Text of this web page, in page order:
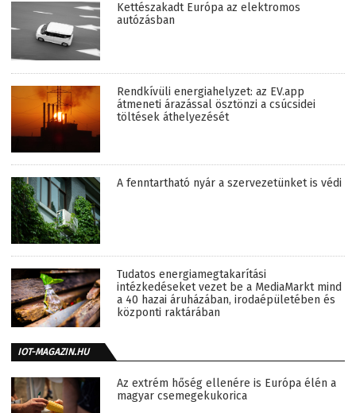
Kettészakadt Európa az elektromos
autózásban
Rendkívüli energiahelyzet: az EV.app
átmeneti árazással ösztönzi a csúcsidei
töltések áthelyezését
A fenntartható nyár a szervezetünket is védi
Tudatos energiamegtakarítási
intézkedéseket vezet be a MediaMarkt mind
a 40 hazai áruházában, irodaépületében és
központi raktárában
IOT-MAGAZIN.HU
Az extrém hőség ellenére is Európa élén a
magyar csemegekukorica